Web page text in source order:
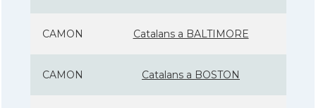
CAMON Catalans a BALTIMORE
CAMON Catalans a BOSTON